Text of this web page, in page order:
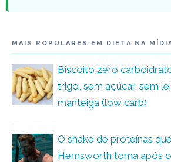
MAIS POPULARES EM DIETA NA
Biscoito zero
trigo, sem açúcar, sem
manteiga (low carb)
O shake de proteínas
Hemsworth toma após